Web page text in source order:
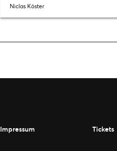
Niclas Köster
Impressum Tickets